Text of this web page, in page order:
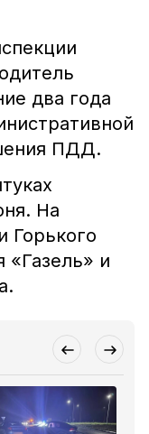
два года
ПДД.
На
Горького
«Газель» и